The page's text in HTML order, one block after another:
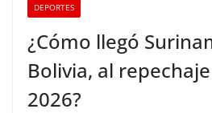
DEPORTES
¿Cómo llegó
Bolivia, al
2026?